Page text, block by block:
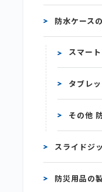
防水ケース
スマー
タブレ
その他
スライドジ
防災用品の